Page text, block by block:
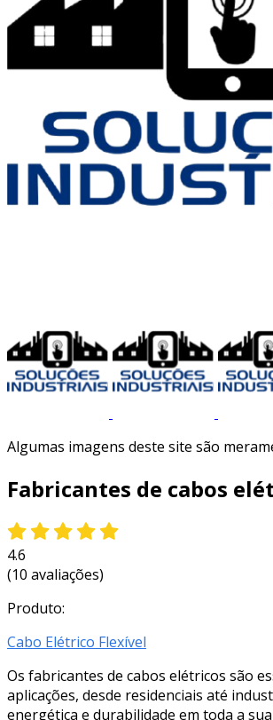
Algumas imagens deste site são
Fabricantes de cabos
4.6
(10 avaliações)
Produto:
Cabo Elétrico Flexível
Os fabricantes de cabos elétricos são
aplicações, desde residenciais até
energética e durabilidade em toda a